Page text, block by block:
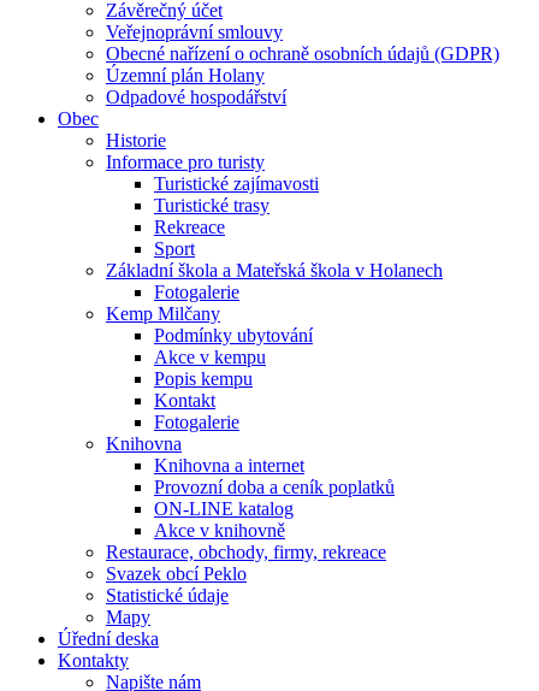
Závěrečný účet
Veřejnoprávní smlouvy
Obecné nařízení o ochraně osobních údajů (GDPR)
Územní plán Holany
Odpadové hospodářství
Obec
Historie
Informace pro turisty
Turistické zajímavosti
Turistické trasy
Rekreace
Sport
Základní škola a Mateřská škola v Holanech
Fotogalerie
Kemp Milčany
Podmínky ubytování
Akce v kempu
Popis kempu
Kontakt
Fotogalerie
Knihovna
Knihovna a internet
Provozní doba a ceník poplatků
ON-LINE katalog
Akce v knihovně
Restaurace, obchody, firmy, rekreace
Svazek obcí Peklo
Statistické údaje
Mapy
Úřední deska
Kontakty
Napište nám